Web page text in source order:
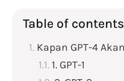
Table of contents
Kapan GPT-4
1. GPT-1